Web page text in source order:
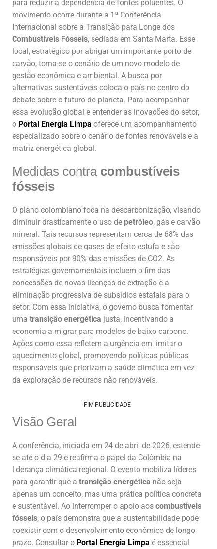
para reduzir a dependência de fontes poluentes. O
movimento ocorre durante a 1ª Conferência
Internacional sobre a Transição para Longe dos
Combustíveis Fósseis, sediada em Santa Marta. Esse
local, estratégico por abrigar um importante porto de
carvão, torna-se o cenário de um novo modelo de
gestão econômica e ambiental. A busca por
alternativas sustentáveis coloca o país no centro do
debate sobre o futuro do planeta. Para acompanhar
essa evolução global e entender as inovações do setor,
o Portal Energia Limpa oferece um acompanhamento
especializado sobre o cenário de fontes renováveis e a
matriz energética global.
Medidas contra combustíveis
fósseis
O plano colombiano foca na descarbonização, visando
diminuir drasticamente o uso de petróleo, gás e carvão
mineral. Tais recursos representam cerca de 68% das
emissões globais de gases de efeito estufa e são
responsáveis por 90% das emissões de CO2. As
estratégias governamentais incluem o fim das
concessões de novas licenças de extração e a
eliminação progressiva de subsídios estatais para o
setor. Com essa iniciativa, o governo busca fomentar
uma transição energética justa, incentivando a
economia a migrar para modelos de baixo carbono.
Ações como essa refletem a urgência em limitar o
aquecimento global, promovendo políticas públicas
responsáveis que priorizam a saúde climática em vez
da exploração de recursos não renováveis.
FIM PUBLICIDADE
Visão Geral
A conferência, iniciada em 24 de abril de 2026, estende-
se até o dia 29 e reafirma o papel da Colômbia na
liderança climática regional. O evento mobiliza líderes
para garantir que a transição energética não seja
apenas um conceito, mas uma prática política concreta
e sustentável. Ao interromper o apoio aos combustíveis
fósseis, o país demonstra que a sustentabilidade pode
coexistir com o desenvolvimento econômico de longo
prazo. Consultar o Portal Energia Limpa é essencial